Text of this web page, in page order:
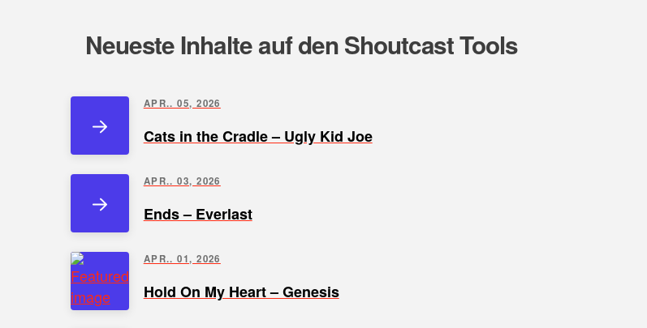
Neueste Inhalte auf den Shoutcast Tools
APR.. 05, 2026
Cats in the Cradle – Ugly Kid Joe
APR.. 03, 2026
Ends – Everlast
APR.. 01, 2026
Hold On My Heart – Genesis